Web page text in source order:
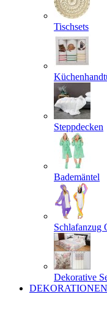
Tischsets
Steppdecken
Bademäntel
Schlafanzug
Dekorative
DEKORATIONEN